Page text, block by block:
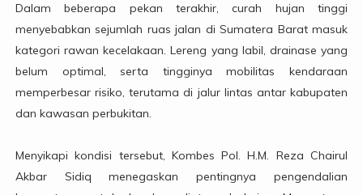
Dalam beberapa pekan terakhir, curah hujan tinggi
menyebabkan sejumlah ruas jalan di Sumatera Barat masuk
kategori rawan kecelakaan. Lereng yang labil, drainase yang
belum optimal, serta tingginya mobilitas kendaraan
memperbesar risiko, terutama di jalur lintas antar kabupaten
dan kawasan perbukitan.
Menyikapi kondisi tersebut, Kombes Pol. H.M. Reza Chairul
Akbar Sidiq menegaskan pentingnya pengendalian